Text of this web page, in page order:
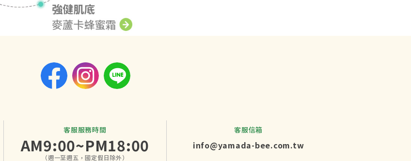
客服服務時間
AM9:00~PM18:00
（週一至週五，國定假日除外）
客服信箱
info@yamada-bee.com.tw